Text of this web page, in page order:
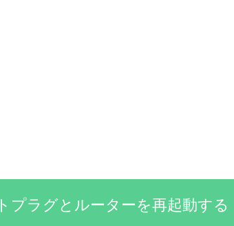
プラグとルーターを再起動する